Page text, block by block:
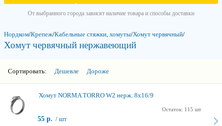
От выбранного города зависят наличие товара и способы доставки
Нордком/Крепеж/Кабельные стяжки, хомуты/Хомут червячный/
Хомут червячный нержавеющий
Сортировать: Дешевле Дороже
Хомут NORMA TORRO W2 нерж. 8х16/9
Остаток: 115 шт
55 р. / шт